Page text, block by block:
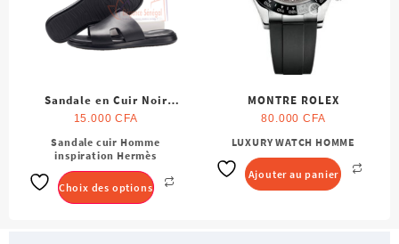
Sandale en Cuir Noir
Homme
15.000CFA
Sandale cuir Homme
inspiration Hermès
Choix des options
Ce
produit
plusieurs
MONTRE ROLEX
80.000 CFA
LUXURY WATCH HOMME
Ajouter au panier